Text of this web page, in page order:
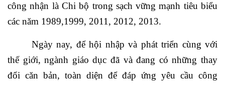
công nhận là Chi bộ trong sạch vững mạnh tiêu biểu
các năm 1989,1999, 2011, 2012, 2013.
Ngày nay, để hội nhập và phát triển cùng với
thế giới, ngành giáo dục đã và đang có những thay
đổi căn bản, toàn diện để đáp ứng yêu cầu công